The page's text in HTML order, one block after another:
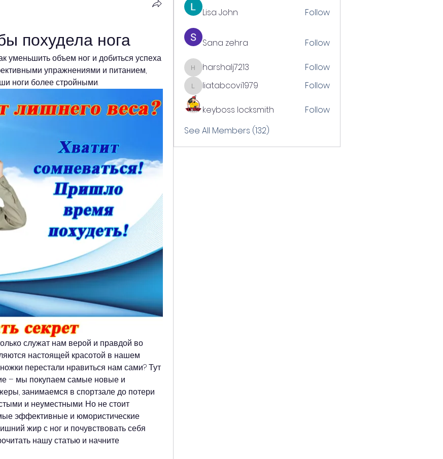
похудела нога
уменьшить объем ног и добиться успеха
упражнениями и питанием,
ноги более стройными.
служат нам верой и правдой во
настоящей красотой в нашем
перестали нравиться нам сами? Тут
– мы покупаем самые новые и
занимаемся в спортзале до потери
и неуместными. Но не стоит
эффективные и юмористические
жир с ног и почувствовать себя
нашу статью и начните
Lisa John
Follow
Sana zehra Follow
harshalj7213
harshalj7213 Follow
liatabcovi1979
liatabcovi1979 Follow
keyboss locksmith
Follow
See All Members (132)